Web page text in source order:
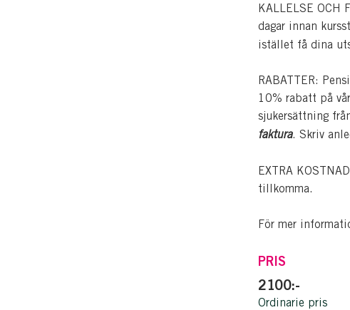
KALLELSE OCH
dagar innan
istället få dina
RABATTER:
10% rabatt på
sjukersättning
faktura. Skriv
EXTRA
tillkomma.
För mer
PRIS
2100:-
Ordinarie pris